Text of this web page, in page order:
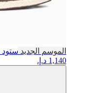
الموسم الجديد ستود
1,140 د.إ.